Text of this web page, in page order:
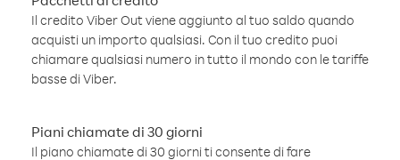
Il credito Viber Out viene aggiunto al tuo saldo quando
acquisti un importo qualsiasi. Con il tuo credito puoi
chiamare qualsiasi numero in tutto il mondo con le tariffe
basse di Viber.
Piani chiamate di 30 giorni
Il piano chiamate di 30 giorni ti consente di fare